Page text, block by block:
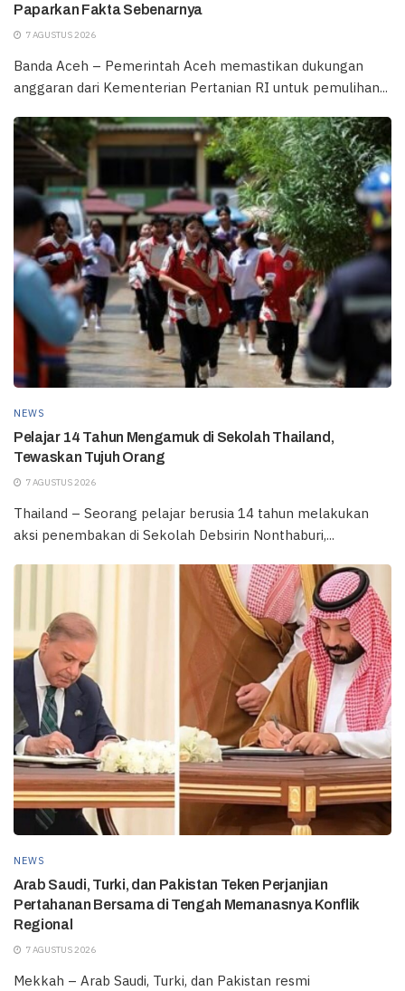
Paparkan Fakta Sebenarnya
7 AGUSTUS 2026
Banda Aceh – Pemerintah Aceh memastikan dukungan
anggaran dari Kementerian Pertanian RI untuk pemulihan...
NEWS
Pelajar 14 Tahun Mengamuk di Sekolah Thailand,
Tewaskan Tujuh Orang
7 AGUSTUS 2026
Thailand – Seorang pelajar berusia 14 tahun melakukan
aksi penembakan di Sekolah Debsirin Nonthaburi,...
NEWS
Arab Saudi, Turki, dan Pakistan Teken Perjanjian
Pertahanan Bersama di Tengah Memanasnya Konflik
Regional
7 AGUSTUS 2026
Mekkah – Arab Saudi, Turki, dan Pakistan resmi